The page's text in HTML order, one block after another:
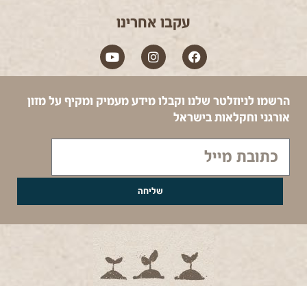
עקבו אחרינו
הרשמו לניוזלטר שלנו וקבלו מידע מעמיק ומקיף על מזון
אורגני וחקלאות בישראל
שליחה